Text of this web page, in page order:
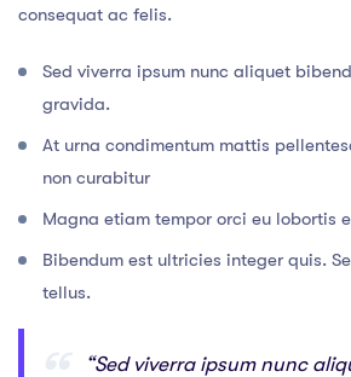
consequat ac felis.
Sed viverra ipsum nunc aliquet
gravida.
At urna condimentum mattis
non curabitur
Magna etiam tempor orci eu lobortis
Bibendum est ultricies integer quis.
tellus.
“Sed viverra ipsum nunc